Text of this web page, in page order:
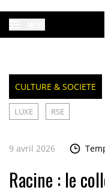
CULTURE & SOCIETE
LUXE RSE
9 avril 2026
Racine : le